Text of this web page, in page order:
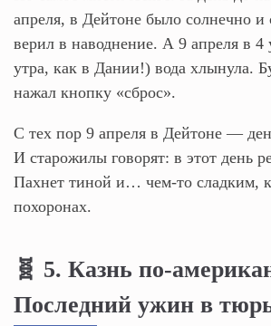
апреля, в Дейтоне было солнечно и
верил в наводнение. А 9 апреля в 4
утра, как в Дании!) вода хлынула.
нажал кнопку «сброс».
С тех пор 9 апреля в Дейтоне —
И старожилы говорят: в этот день
Пахнет тиной и… чем-то сладким,
похоронах.
🧬 5. Казнь по-
Последний ужин в